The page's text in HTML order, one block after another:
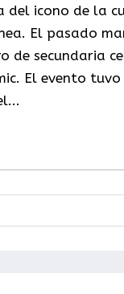
del icono de la
El pasado
de secundaria
El evento